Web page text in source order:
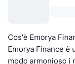
Cos'è Emorya
Emorya Finance è
modo armonioso i